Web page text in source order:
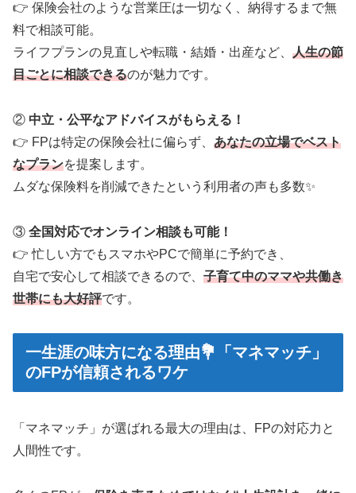
👉 保険会社のような営業圧は一切なく、納得するまで無
料で相談可能。
ライフプランの見直しや転職・結婚・出産など、 人生の節
目ごとに相談できるのが魅力です。
② 中立・公平なアドバイスがもらえる！
👉 FPは特定の保険会社に偏らず、 あなたの立場でベスト
なプランを提案します。
ムダな保険料を削減できたという利用者の声も多数✨
③ 全国対応でオンライン相談も可能！
👉 忙しい方でもスマホやPCで簡単に予約でき、
自宅で安心して相談できるので、 子育て中のママや共働き
世帯にも大好評です。
一生涯の味方になる理由💐「マネマッチ」
のFPが信頼されるワケ
「マネマッチ」が選ばれる最大の理由は、FPの対応力と
人間性です。